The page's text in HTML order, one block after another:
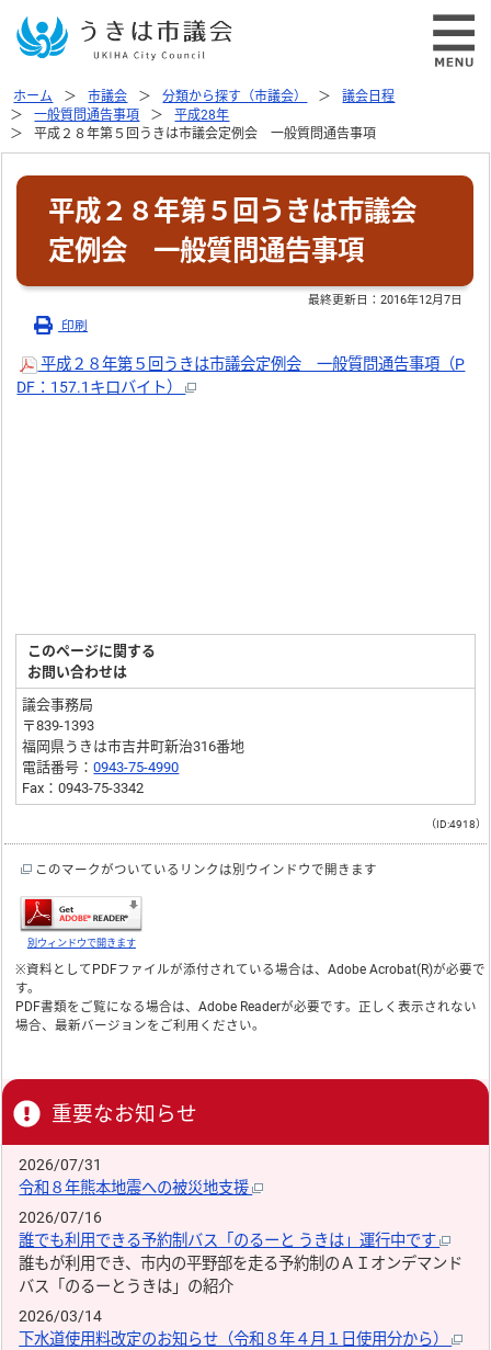
ホーム 市議会 分類から探す（市議会）
議会日程
一般質問通告事項
平成28年
平成２８年第５回うきは市議会定例会 一般質問通告事項
平成２８年第５回うきは市議会
定例会 一般質問通告事項
最終更新日：2016年12月7日
印刷
平成２８年第５回うきは市議会定例会 一般質問通告事項（P
DF：157.1キロバイト）
このページに関する
お問い合わせは
議会事務局
〒839-1393
福岡県うきは市吉井町新治316番地
電話番号：0943-75-4990
Fax：0943-75-3342
（ID:4918）
このマークがついているリンクは別ウインドウで開きます
別ウィンドウで開きます
※資料としてPDFファイルが添付されている場合は、Adobe Acrobat(R)が必要で
す。
PDF書類をご覧になる場合は、Adobe Readerが必要です。正しく表示されない
場合、最新バージョンをご利用ください。
重要なお知らせ
2026/07/31
令和８年熊本地震への被災地支援
2026/07/16
誰でも利用できる予約制バス「のるーと うきは」運行中です
誰もが利用でき、市内の平野部を走る予約制のＡＩオンデマンド
バス「のるーとうきは」の紹介
2026/03/14
下水道使用料改定のお知らせ（令和８年４月１日使用分から）